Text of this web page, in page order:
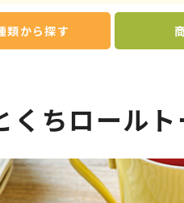
類から探す
くちロールト